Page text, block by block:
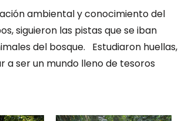
ambiental y conocimiento del
siguieron las pistas que se iban
del bosque. Estudiaron huellas,
ser un mundo lleno de tesoros